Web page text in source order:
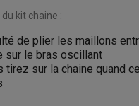
kit chaine :
de plier les maillons
sur le bras oscillant
tirez sur la chaine quand